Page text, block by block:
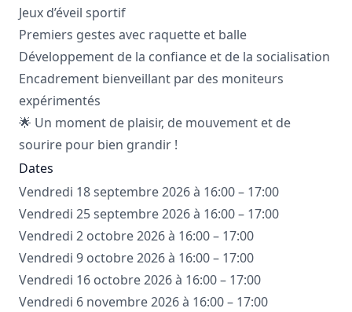
Jeux d’éveil sportif
Premiers gestes avec raquette et balle
Développement de la confiance et de la socialisation
Encadrement bienveillant par des moniteurs
expérimentés
🌟 Un moment de plaisir, de mouvement et de
sourire pour bien grandir !
Dates
Vendredi 18 septembre 2026 à 16:00 – 17:00
Vendredi 25 septembre 2026 à 16:00 – 17:00
Vendredi 2 octobre 2026 à 16:00 – 17:00
Vendredi 9 octobre 2026 à 16:00 – 17:00
Vendredi 16 octobre 2026 à 16:00 – 17:00
Vendredi 6 novembre 2026 à 16:00 – 17:00